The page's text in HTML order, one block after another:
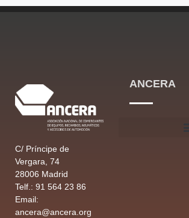
C/ Príncipe de
Vergara, 74
28006 Madrid
Telf.: 91 564 23 86
Email:
ancera@ancera.org
ANCERA